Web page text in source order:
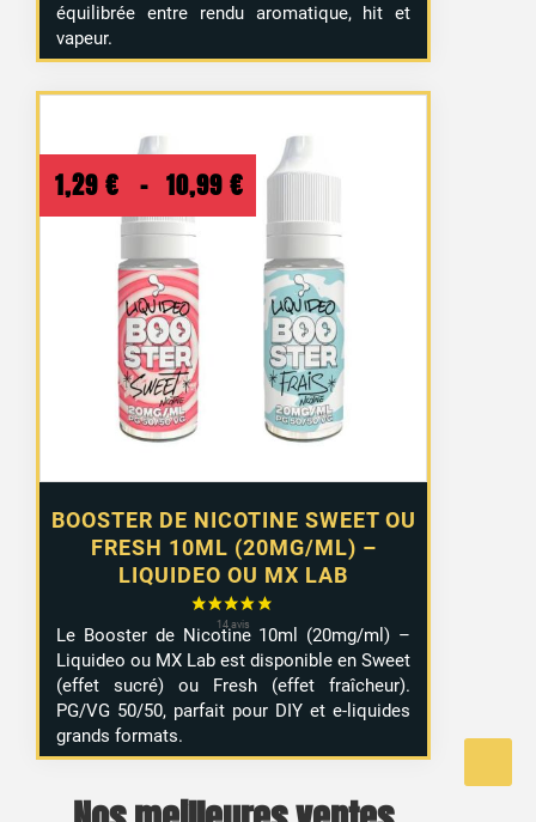
équilibrée entre rendu aromatique, hit et
vapeur.
BOOSTER DE NICOTINE SWEET OU
FRESH 10ML (20MG/ML) –
LIQUIDEO OU MX LAB
1,29 € – 10,99 €
Plage
de
prix :
1,29 €
10,99 €
Le Booster de Nicotine 10ml (20mg/ml) –
Liquideo ou MX Lab est disponible en Sweet
(effet sucré) ou Fresh (effet fraîcheur).
PG/VG 50/50, parfait pour DIY et e-liquides
grands formats.